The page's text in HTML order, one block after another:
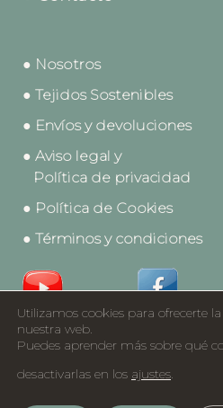
● Nosotros
● Tejidos Sostenibles
● Envíos y devoluciones
● Aviso legal y
Política de privacidad
● Política de Cookies
● Términos y condiciones
Acceso a Profesionales
Catálogos
Utilizamos cookies para ofrecerte
nuestra web.
Puedes aprender más sobre qué
desactivarlas en los ajustes